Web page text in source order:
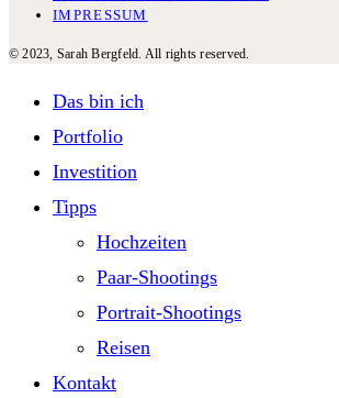
IMPRESSUM
© 2023, Sarah Bergfeld. All rights reserved.
Das bin ich
Portfolio
Investition
Tipps
Hochzeiten
Paar-Shootings
Portrait-Shootings
Reisen
Kontakt